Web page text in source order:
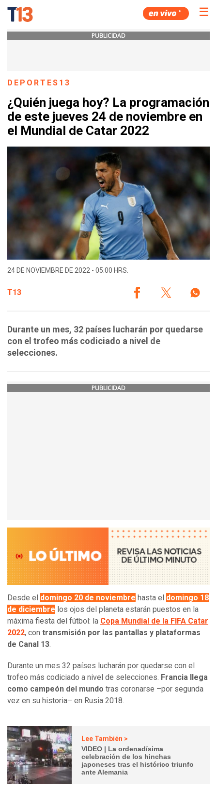
☰
PUBLICIDAD
DEPORTES13
¿Quién juega hoy? La programación
de este jueves 24 de noviembre en
el Mundial de Catar 2022
24 DE NOVIEMBRE DE 2022 - 05:00 HRS.
T13
Durante un mes, 32 países lucharán por quedarse
con el trofeo más codiciado a nivel de
selecciones.
PUBLICIDAD
Desde el domingo 20 de noviembre hasta el domingo 18
de diciembre los ojos del planeta estarán puestos en la
máxima fiesta del fútbol: la Copa Mundial de la FIFA Catar
2022, con transmisión por las pantallas y plataformas
de Canal 13.
Durante un mes 32 países lucharán por quedarse con el
trofeo más codiciado a nivel de selecciones. Francia llega
como campeón del mundo tras coronarse –por segunda
vez en su historia– en Rusia 2018.
Lee También >
VIDEO | La ordenadísima
celebración de los hinchas
japoneses tras el histórico triunfo
ante Alemania